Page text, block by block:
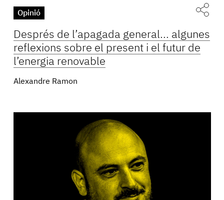
Opinió
Després de l’apagada general... algunes
reflexions sobre el present i el futur de
l’energia renovable
Alexandre Ramon